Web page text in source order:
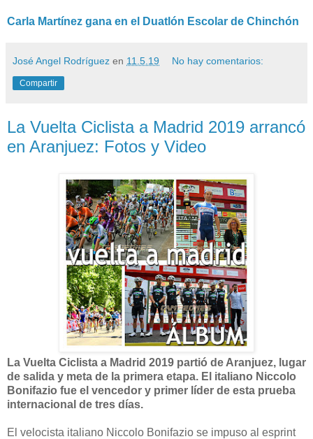
Carla Martínez gana en el Duatlón Escolar de Chinchón
José Angel Rodríguez en 11.5.19 No hay comentarios:
Compartir
La Vuelta Ciclista a Madrid 2019 arrancó
en Aranjuez: Fotos y Video
La Vuelta Ciclista a Madrid 2019 partió de Aranjuez, lugar
de salida y meta de la primera etapa. El italiano Niccolo
Bonifazio fue el vencedor y primer líder de esta prueba
internacional de tres días.
El velocista italiano Niccolo Bonifazio se impuso al esprint